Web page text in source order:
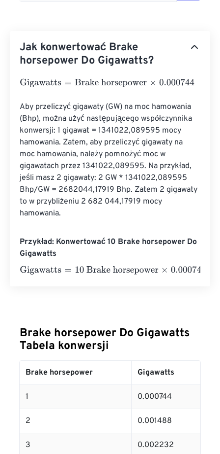
Jak konwertować Brake
horsepower Do Gigawatts?
Gigawatts=Brake horsepower×0.000744
Aby przeliczyć gigawaty (GW) na moc hamowania
(Bhp), można użyć następującego współczynnika
konwersji: 1 gigawat = 1341022,089595 mocy
hamowania. Zatem, aby przeliczyć gigawaty na
moc hamowania, należy pomnożyć moc w
gigawatach przez 1341022,089595. Na przykład,
jeśli masz 2 gigawaty: 2 GW * 1341022,089595
Bhp/GW = 2682044,17919 Bhp. Zatem 2 gigawaty
to w przybliżeniu 2 682 044,17919 mocy
hamowania.
Przykład: Konwertować 10 Brake horsepower Do
Gigawatts
Gigawatts=10 Brake horsepower×0.000744=0.00744
Brake horsepower Do Gigawatts
Tabela konwersji
Brake horsepower Gigawatts
1 0.000744
2 0.001488
3 0.002232